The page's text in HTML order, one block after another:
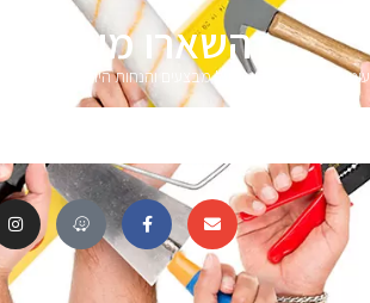
השארו מעודכנים
לקבל עדכונים על מבצעים והנחות הירשמו